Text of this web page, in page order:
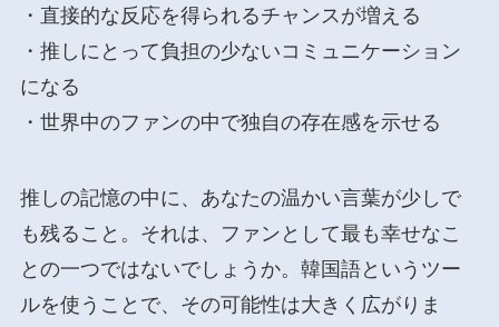
・直接的な反応を得られるチャンスが増える
・推しにとって負担の少ないコミュニケーション
になる
・世界中のファンの中で独自の存在感を示せる
推しの記憶の中に、あなたの温かい言葉が少しで
も残ること。それは、ファンとして最も幸せなこ
との一つではないでしょうか。韓国語というツー
ルを使うことで、その可能性は大きく広がりま